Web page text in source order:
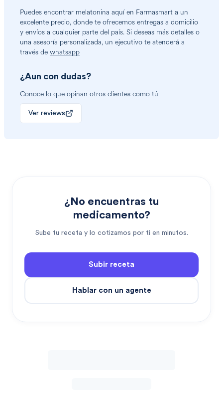
Puedes encontrar melatonina aquí en Farmasmart a un
excelente precio, donde te ofrecemos entregas a domicilio
y envíos a cualquier parte del país. Si deseas más detalles o
una asesoría personalizada, un ejecutivo te atenderá a
través de whatsapp
¿Aun con dudas?
Conoce lo que opinan otros clientes como tú
Ver reviews
¿No encuentras tu
medicamento?
Sube tu receta y lo cotizamos por ti en minutos.
Subir receta
Hablar con un agente